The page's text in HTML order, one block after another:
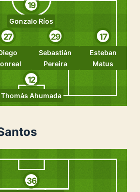
19
Gonzalo Ríos
27 29
Sebastián
Pereira
17
Esteban
Matus
12
Thomás Ahumada
36